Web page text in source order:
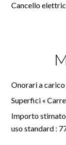
Cancello
Onorari a
Superfici «
Importo stimato
uso standard :